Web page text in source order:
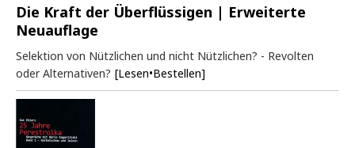
Die Kraft der Überflüssigen | Erweiterte
Neuauflage
Selektion von Nützlichen und nicht Nützlichen? - Revolten
oder Alternativen? [Lesen•Bestellen]